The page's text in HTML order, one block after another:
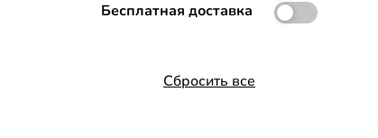
Бесплатная доставка
Сбросить все